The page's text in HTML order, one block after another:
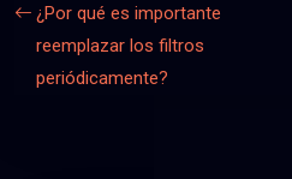
¿Por qué es importante
reemplazar los filtros
periódicamente?